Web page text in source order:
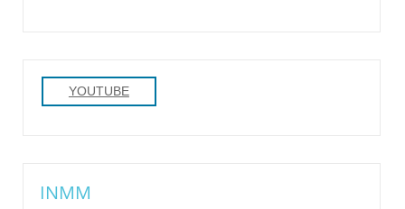
YOUTUBE
INMM